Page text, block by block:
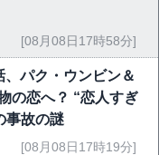
[08月08日17時58分]
、パク・ウンビン＆
の恋へ？ “恋人すぎ
事故の謎
[08月08日17時19分]